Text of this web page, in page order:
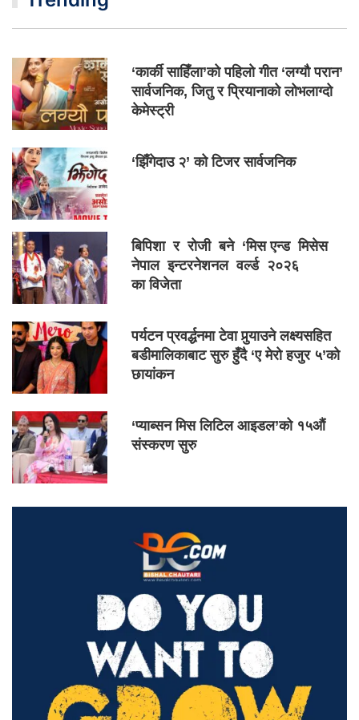
‘कार्की साहिँला’को पहिलो गीत ‘लग्यौ परान’
सार्वजनिक, जितु र प्रियानाको लोभलाग्दो
केमेस्ट्री
‘झिँगेदाउ २’ को टिजर सार्वजनिक
बिपिशा र रोजी बने ‘मिस एन्ड मिसेस
नेपाल इन्टरनेशनल वर्ल्ड २०२६
का विजेता
पर्यटन प्रवर्द्धनमा टेवा पुर्‍याउने लक्ष्यसहित
बडीमालिकाबाट सुरु हुँदै ‘ए मेरो हजुर ५’को
छायांकन
‘प्याब्सन मिस लिटिल आइडल’को १५औं
संस्करण सुरु